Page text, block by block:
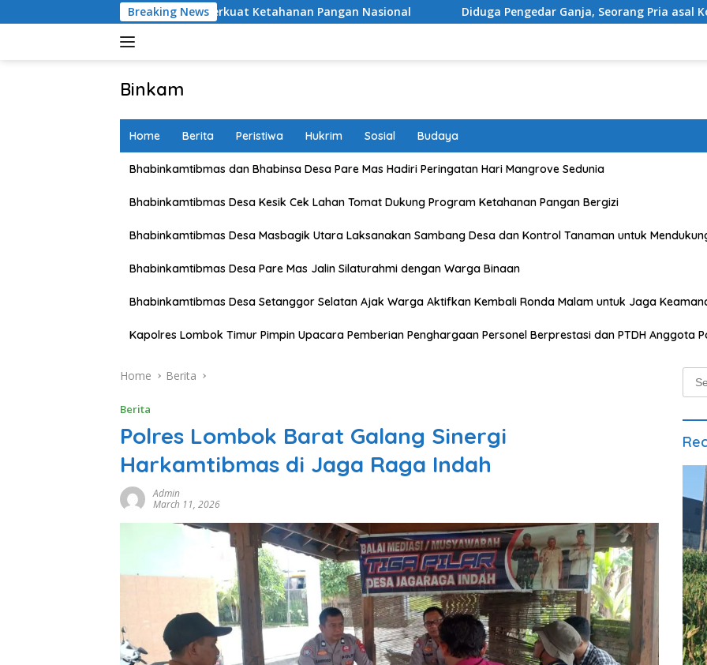
to
Breaking News
Lombok Barat Perkuat Ketahanan Pangan Nasional Diduga Pengedar Ganja, Seorang Pria asal Kota Mataram
Binkam
Home Berita Peristiwa Hukrim Sosial Budaya
Bhabinkamtibmas dan Bhabinsa Desa Pare Mas Hadiri Peringatan Hari Mangrove Sedunia
Bhabinkamtibmas Desa Kesik Cek Lahan Tomat Dukung Program Ketahanan Pangan Bergizi
Bhabinkamtibmas Desa Masbagik Utara Laksanakan Sambang Desa dan Kontrol Tanaman untuk
Bhabinkamtibmas Desa Pare Mas Jalin Silaturahmi dengan Warga Binaan
Bhabinkamtibmas Desa Setanggor Selatan Ajak Warga Aktifkan Kembali Ronda Malam untuk Jaga
Kapolres Lombok Timur Pimpin Upacara Pemberian Penghargaan Personel Berprestasi dan PTDH Anggota
Home Berita
Berita
Polres Lombok Barat Galang Sinergi
Harkamtibmas di Jaga Raga Indah
Admin
March 11, 2026
for: